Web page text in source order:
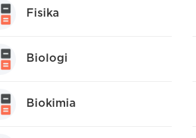
Fisika
Biologi
Biokimia